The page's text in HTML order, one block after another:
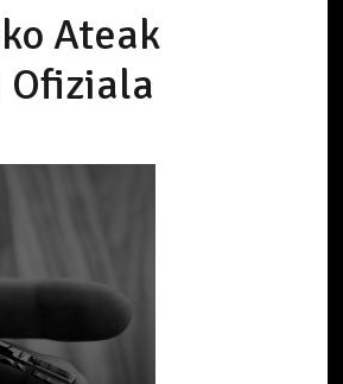
Ateak